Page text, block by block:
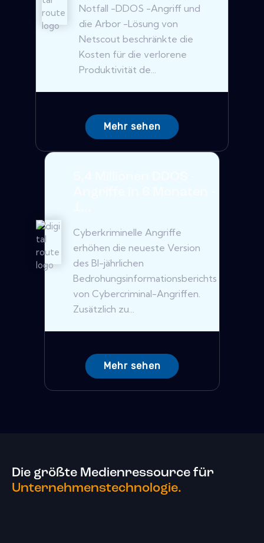
Notfall -DDOS -Angriff und
die Arbor -Lösung von
Netscout beschränkte die
Kosten für die verlorene
Produktivität de...
Mehr sehen
Cyberkriminelle Angriffe
erhöhen die neueste Version
des BI-jährlichen
Bedrohungsinformationsberichts
von Cybercriminal-Angriffen.
Zusätzlich zu...
Mehr sehen
Die größte Medienressource für
Unternehmenstechnologie.